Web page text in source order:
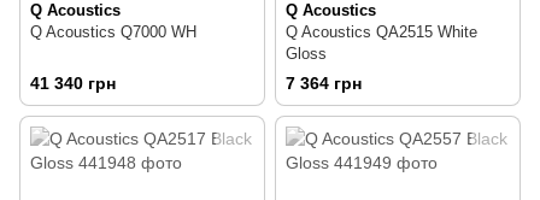
Q Acoustics
Q Acoustics Q7000 WH
41 340 грн
Q Acoustics
Q Acoustics QA2515 White
Gloss
7 364 грн